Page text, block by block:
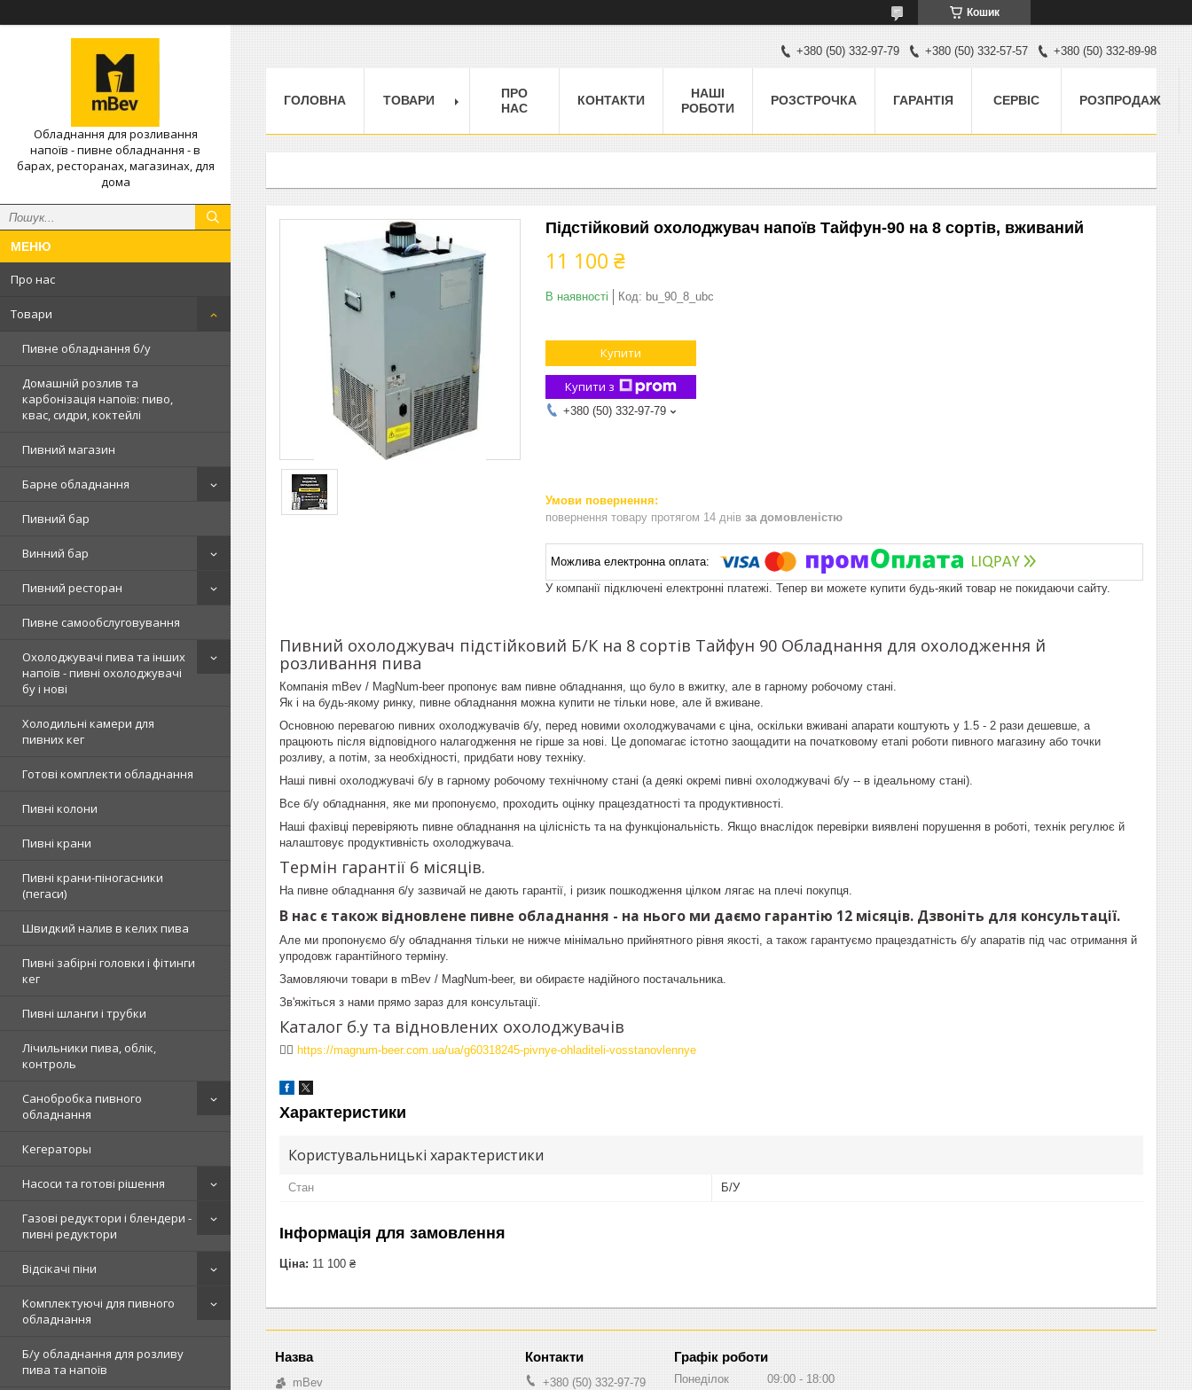
Кошик
Обладнання для розливання
напоїв - пивне обладнання - в
барах, ресторанах, магазинах, для
дома
Про нас
Товари
Пивне обладнання б/у
Домашній розлив та
карбонізація напоїв: пиво,
квас, сидри, коктейлі
Пивний магазин
Барне обладнання
Пивний бар
Винний бар
Пивний ресторан
Пивне самообслуговування
Охолоджувачі пива та інших
напоїв - пивні охолоджувачі
бу і нові
Холодильні камери для
пивних кег
Готові комплекти обладнання
Пивні колони
Пивні крани
Пивні крани-піногасники
(пегаси)
Швидкий налив в келих пива
Пивні забірні головки і фітинги
кег
Пивні шланги і трубки
Лічильники пива, облік,
контроль
Санобробка пивного
обладнання
Кегераторы
Насоси та готові рішення
Газові редуктори і блендери -
пивні редуктори
Відсікачі піни
Комплектуючі для пивного
обладнання
Б/у обладнання для розливу
пива та напоїв
+380 (50) 332-97-79 +380 (50) 332-57-57 +380 (50) 332-89-98
ГОЛОВНА ТОВАРИ
ПРО
НАС
КОНТАКТИ
НАШІ
РОБОТИ
РОЗСТРОЧКА ГАРАНТІЯ СЕРВІС РОЗПРОДАЖ
Підстійковий охолоджувач напоїв Тайфун-90 на 8 сортів, вживаний
11 100 ₴
В наявності Код: bu_90_8_ubc
Купити
Купити з
+380 (50) 332-97-79
повернення товару протягом 14 днів за домовленістю
У компанії підключені електронні платежі. Тепер ви можете купити будь-який товар не покидаючи сайту.
Пивний охолоджувач підстійковий Б/К на 8 сортів Тайфун 90 Обладнання для охолодження й
розливання пива
Компанія mBev / MagNum-beer пропонує вам пивне обладнання, що було в вжитку, але в гарному робочому стані.
Як і на будь-якому ринку, пивне обладнання можна купити не тільки нове, але й вживане.
Основною перевагою пивних охолоджувачів б/у, перед новими охолоджувачами є ціна, оскільки вживані апарати коштують у 1.5 - 2 рази дешевше, а
працюють після відповідного налагодження не гірше за нові. Це допомагає істотно заощадити на початковому етапі роботи пивного магазину або точки
розливу, а потім, за необхідності, придбати нову техніку.
Наші пивні охолоджувачі б/у в гарному робочому технічному стані (а деякі окремі пивні охолоджувачі б/у -- в ідеальному стані).
Все б/у обладнання, яке ми пропонуємо, проходить оцінку працездатності та продуктивності.
Наші фахівці перевіряють пивне обладнання на цілісність та на функціональність. Якщо внаслідок перевірки виявлені порушення в роботі, технік регулює й
налаштовує продуктивність охолоджувача.
Термін гарантії 6 місяців.
На пивне обладнання б/у зазвичай не дають гарантії, і ризик пошкодження цілком лягає на плечі покупця.
В нас є також відновлене пивне обладнання - на нього ми даємо гарантію 12 місяців. Дзвоніть для консультації.
Але ми пропонуємо б/у обладнання тільки не нижче мінімально прийнятного рівня якості, а також гарантуємо працездатність б/у апаратів під час отримання й
упродовж гарантійного терміну.
Замовляючи товари в mBev / MagNum-beer, ви обираєте надійного постачальника.
Зв'яжіться з нами прямо зараз для консультації.
Каталог б.у та відновлених охолоджувачів
👉🏻 https://magnum-beer.com.ua/ua/g60318245-pivnye-ohladiteli-vosstanovlennye
Характеристики
Користувальницькі характеристики
Стан Б/У
Інформація для замовлення
Ціна: 11 100 ₴
mBev
+380 (50) 332-97-79
Графік роботи
Понеділок 09:00
18:00